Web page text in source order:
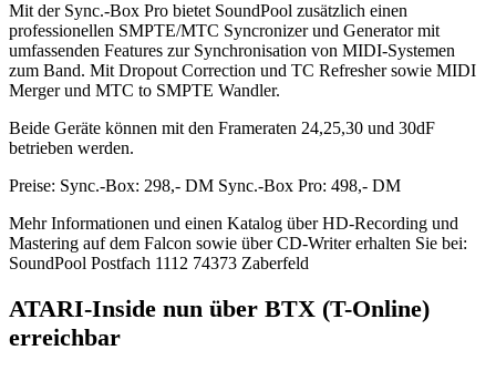
Mit der Sync.-Box Pro bietet SoundPool zusätzlich einen
professionellen SMPTE/MTC Syncronizer und Generator mit
umfassenden Features zur Synchronisation von MIDI-Systemen
zum Band. Mit Dropout Correction und TC Refresher sowie MIDI
Merger und MTC to SMPTE Wandler.
Beide Geräte können mit den Frameraten 24,25,30 und 30dF
betrieben werden.
Preise: Sync.-Box: 298,- DM Sync.-Box Pro: 498,- DM
Mehr Informationen und einen Katalog über HD-Recording und
Mastering auf dem Falcon sowie über CD-Writer erhalten Sie bei:
SoundPool Postfach 1112 74373 Zaberfeld
ATARI-Inside nun über BTX (T-Online)
erreichbar